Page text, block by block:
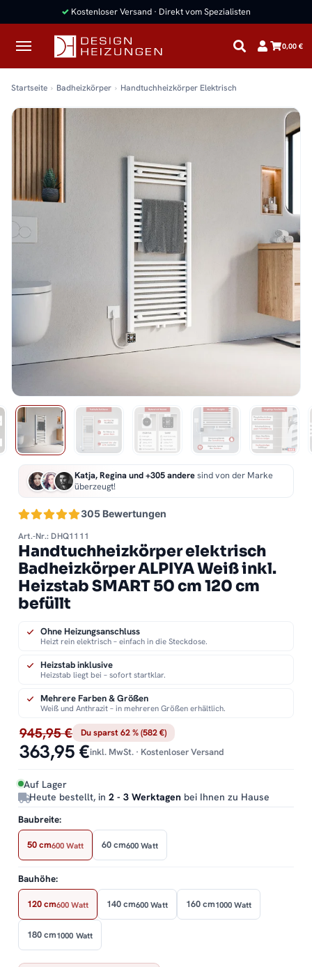
✓ Kostenloser Versand · Direkt vom Spezialisten
0,00 €
Startseite Badheizkörper Handtuchheizkörper Elektrisch
305 Bewertungen
Katja, Regina und +305 anderesind von der Marke
überzeugt!
Art.-Nr.: DHQ1111
Handtuchheizkörper elektrisch
Badheizkörper ALPIYA Weiß inkl.
Heizstab SMART 50 cm 120 cm
befüllt
945,95 € Du sparst 62 % (582 €)
363,95 €inkl. MwSt. · Kostenloser Versand
Auf Lager
Heute bestellt, in 2 - 3 Werktagen bei Ihnen zu Hause
Ohne Heizungsanschluss
Heizt rein elektrisch – einfach in die Steckdose.
Heizstab inklusive
Heizstab liegt bei – sofort startklar.
Mehrere Farben & Größen
Weiß und Anthrazit – in mehreren Größen erhältlich.
Baubreite:
50 cm600 Watt 60 cm600 Watt
Bauhöhe:
120 cm600 Watt 140 cm600 Watt 160 cm1000 Watt
180 cm1000 Watt